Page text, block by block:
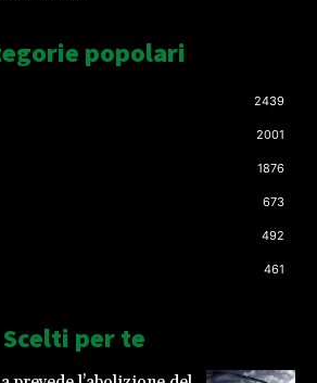
popolari
2439
2001
1876
673
492
461
Scelti per te